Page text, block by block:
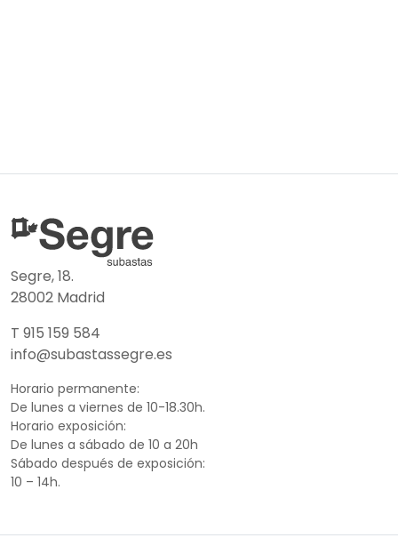
Segre, 18.
28002 Madrid
T 915 159 584
info@subastassegre.es
Horario permanente:
De lunes a viernes de 10-18.30h.
Horario exposición:
De lunes a sábado de 10 a 20h
Sábado después de exposición:
10 – 14h.